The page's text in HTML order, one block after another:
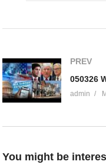
PREV
050326
admin
You might be